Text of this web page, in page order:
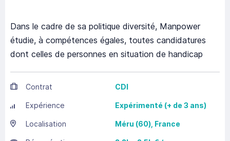
Dans le cadre de sa politique diversité, Manpower
étudie, à compétences égales, toutes candidatures
dont celles de personnes en situation de handicap
Contrat CDI
Expérience Expérimenté (+ de 3 ans)
Localisation Méru (60), France